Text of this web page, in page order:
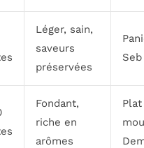
Léger, sain,
saveurs
préservées
Seb
Fondant,
riche en
arômes